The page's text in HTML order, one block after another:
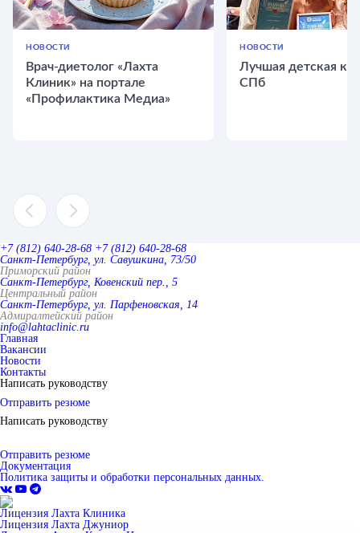
НОВОСТИ
Врач-диетолог «Лахта
Клиник» на портале
«Профилактика Медиа»
НОВОСТИ
Лучшая детская
СПб
+7 (812) 640-28-68 +7 (812) 640-28-68
Санкт-Петербург, ул. Савушкина, 73/50
Приморский район
Санкт-Петербург, Ковенский пер., 5
Центральный район
Санкт-Петербург, ул. Парфеновская, 14
Адмиралтейский район
info@lahtaclinic.ru
Главная
Вакансии
Новости
Контакты
Написать руководству
Отправить резюме
Написать руководству
Отправить резюме
Документация
Политика защиты и обработки персональных данных.
Лицензия Лахта Клиника
Лицензия Лахта Джуниор